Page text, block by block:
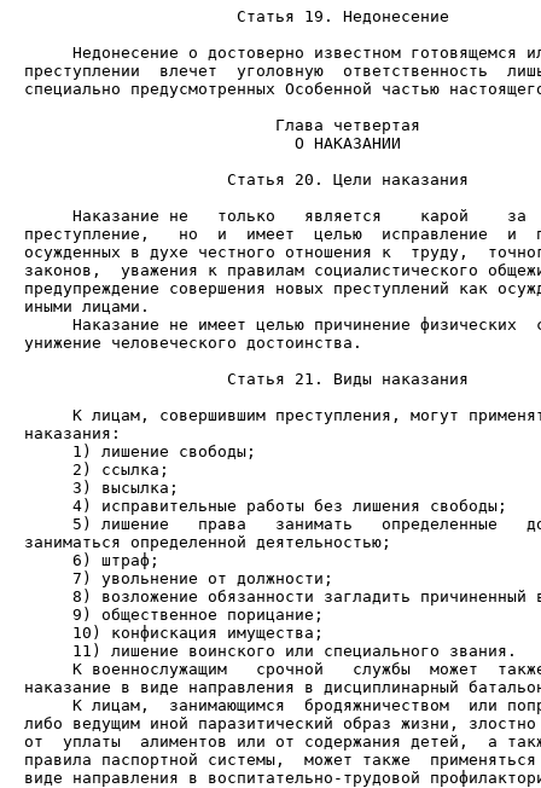
                      Статья 19. Недонесение
Недонесение о достоверно известном готовящемся
преступлении  влечет  уголовную  ответственность
специально предусмотренных Особенной частью
                            О НАКАЗАНИИ
                     Статья 20. Цели наказания
Наказание не   только   является    карой    за
преступление,   но  и  имеет  целью  исправление  и
осужденных в духе честного отношения к  труду,
законов,  уважения к правилам социалистического
предупреждение совершения новых преступлений как
Наказание не имеет целью причинение физических
унижение человеческого достоинства.
                     Статья 21. Виды наказания
К лицам, совершившим преступления, могут
5) лишение   права   занимать   определенные
К военнослужащим   срочной   службы  может
К лицам,  занимающимся  бродяжничеством  или
либо ведущим иной паразитический образ жизни,
от  уплаты  алиментов или от содержания детей,  а
правила паспортной системы,  может также
виде направления в воспитательно-трудовой